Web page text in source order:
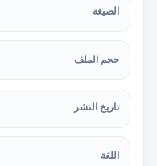
الصيغة
حجم الملف
تاريخ النشر
اللغة